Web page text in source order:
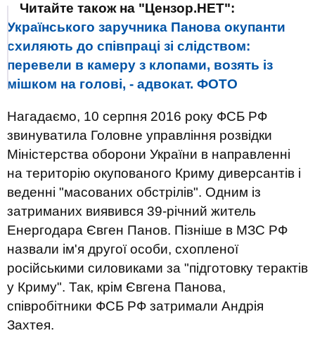
Читайте також на "Цензор.НЕТ":
Українського заручника Панова окупанти
схиляють до співпраці зі слідством:
перевели в камеру з клопами, возять із
мішком на голові, - адвокат. ФОТО
Нагадаємо, 10 серпня 2016 року ФСБ РФ
звинуватила Головне управління розвідки
Міністерства оборони України в направленні
на територію окупованого Криму диверсантів і
веденні "масованих обстрілів". Одним із
затриманих виявився 39-річний житель
Енергодара Євген Панов. Пізніше в МЗС РФ
назвали ім'я другої особи, схопленої
російськими силовиками за "підготовку терактів
у Криму". Так, крім Євгена Панова,
співробітники ФСБ РФ затримали Андрія
Захтея.